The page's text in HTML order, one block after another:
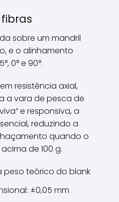
sobre um mandril
e o alinhamento
0° e 90°.
resistência axial,
a vara de pesca de
e responsiva, a
reduzindo a
quando o
de 100 g.
peso teórico do blank
±0,05 mm